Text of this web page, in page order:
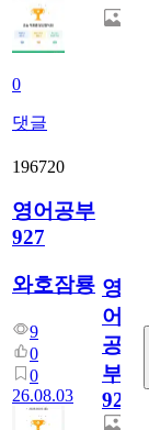
0
댓글
196720
영어공부
927
와호잠룡
9
0
0
26.08.03
영
어
공
부
927